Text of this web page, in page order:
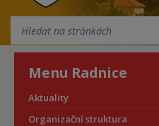
Menu Radnice
Aktuality
Organizační struktura